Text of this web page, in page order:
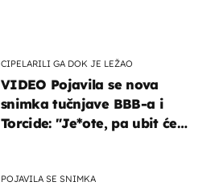
CIPELARILI GA DOK JE LEŽAO
VIDEO Pojavila se nova
snimka tučnjave BBB-a i
Torcide: "Je*ote, pa ubit će
POJAVILA SE SNIMKA